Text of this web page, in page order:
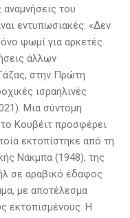
του
εντυπωσιακές: «Δεν
ψωμί για αρκετές
άλλων
στην Πρώτη
ισραηλινές
Μια σύντομη
Κουβέιτ προσφέρει
εκτοπίστηκε από τη
Νάκμπα (1948), της
σε αραβικό έδαφος
με αποτέλεσμα
εκτοπισμένους. Η